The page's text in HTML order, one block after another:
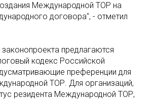
Международной ТОР на
договора", - отметил
предлагаются
кодекс Российской
преференции для
ТОР. Для организаций,
резидента Международной ТОР,